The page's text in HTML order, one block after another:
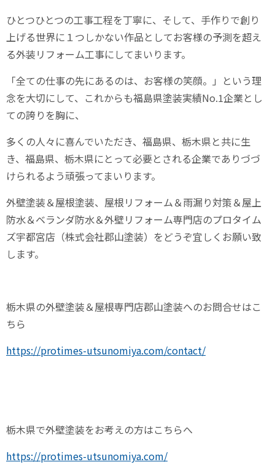
ひとつひとつの工事工程を丁寧に、そして、手作りで創り
上げる世界に１つしかない作品としてお客様の予測を超え
る外装リフォーム工事にしてまいります。
「全ての仕事の先にあるのは、お客様の笑顔。」という理
念を大切にして、これからも福島県塗装実績No.1企業とし
ての誇りを胸に、
多くの人々に喜んでいただき、福島県、栃木県と共に生
き、福島県、栃木県にとって必要とされる企業でありづづ
けられるよう頑張ってまいります。
外壁塗装＆屋根塗装、屋根リフォーム＆雨漏り対策＆屋上
防水＆ベランダ防水＆外壁リフォーム専門店のプロタイム
ズ宇都宮店（株式会社郡山塗装）をどうぞ宜しくお願い致
します。
栃木県の外壁塗装＆屋根専門店郡山塗装へのお問合せはこ
ちら
https://protimes-utsunomiya.com/contact/
栃木県で外壁塗装をお考えの方はこちらへ
https://protimes-utsunomiya.com/